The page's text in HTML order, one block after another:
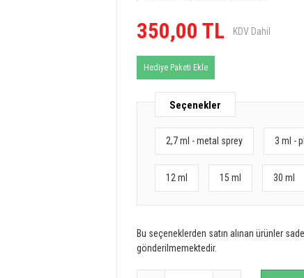
350,00 TL KDV Dahil
Hediye Paketi Ekle
Seçenekler
2,7 ml - metal sprey 3 ml -
12 ml 15 ml 30 ml
Bu seçeneklerden satın alınan ürünler
gönderilmemektedir.